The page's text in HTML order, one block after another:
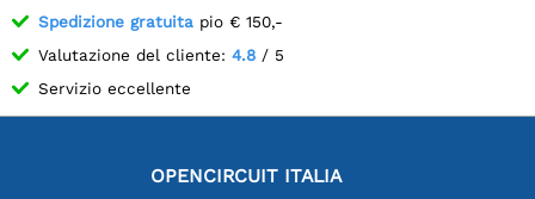
Spedizione gratuita pio € 150,-
Valutazione del cliente: 4.8 / 5
Servizio eccellente
OPENCIRCUIT ITALIA